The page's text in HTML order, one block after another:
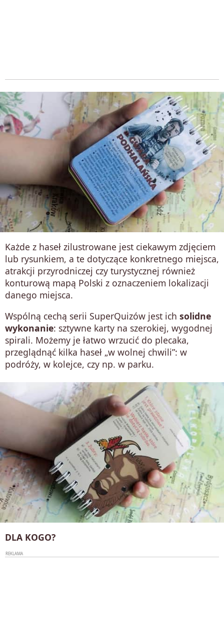
Każde z haseł zilustrowane jest ciekawym zdjęciem
lub rysunkiem, a te dotyczące konkretnego miejsca,
atrakcji przyrodniczej czy turystycznej również
konturową mapą Polski z oznaczeniem lokalizacji
danego miejsca.
Wspólną cechą serii SuperQuizów jest ich solidne
wykonanie: sztywne karty na szerokiej, wygodnej
spirali. Możemy je łatwo wrzucić do plecaka,
przeglądnąć kilka haseł „w wolnej chwili”: w
podróży, w kolejce, czy np. w parku.
DLA KOGO?